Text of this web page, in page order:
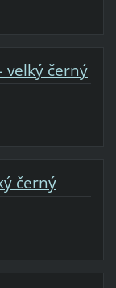
velký černý
černý